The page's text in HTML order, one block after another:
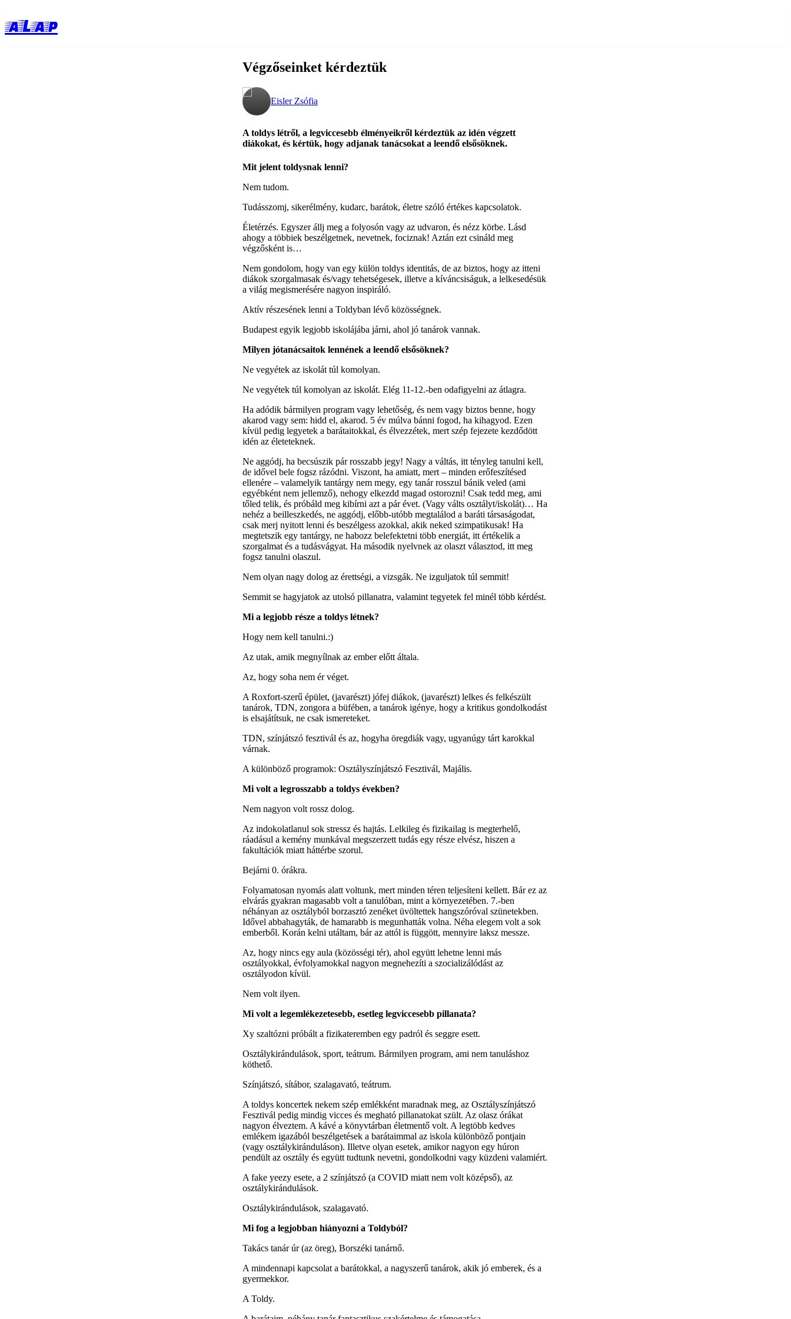
aLap
Végzőseinket kérdeztük
Eisler Zsófia
A toldys létről, a legviccesebb élményeikről kérdeztük az idén végzett
diákokat, és kértük, hogy adjanak tanácsokat a leendő elsősöknek.
Mit jelent toldysnak lenni?
Nem tudom.
Tudásszomj, sikerélmény, kudarc, barátok, életre szóló értékes kapcsolatok.
Életérzés. Egyszer állj meg a folyosón vagy az udvaron, és nézz körbe. Lásd
ahogy a többiek beszélgetnek, nevetnek, fociznak! Aztán ezt csináld meg
végzősként is…
Nem gondolom, hogy van egy külön toldys identitás, de az biztos, hogy az itteni
diákok szorgalmasak és/vagy tehetségesek, illetve a kíváncsiságuk, a lelkesedésük
a világ megismerésére nagyon inspiráló.
Aktív részesének lenni a Toldyban lévő közösségnek.
Budapest egyik legjobb iskolájába járni, ahol jó tanárok vannak.
Milyen jótanácsaitok lennének a leendő elsősöknek?
Ne vegyétek az iskolát túl komolyan.
Ne vegyétek túl komolyan az iskolát. Elég 11-12.-ben odafigyelni az átlagra.
Ha adódik bármilyen program vagy lehetőség, és nem vagy biztos benne, hogy
akarod vagy sem: hidd el, akarod. 5 év múlva bánni fogod, ha kihagyod. Ezen
kívül pedig legyetek a barátaitokkal, és élvezzétek, mert szép fejezete kezdődött
idén az életeteknek.
Ne aggódj, ha becsúszik pár rosszabb jegy! Nagy a váltás, itt tényleg tanulni kell,
de idővel bele fogsz rázódni. Viszont, ha amiatt, mert – minden erőfeszítésed
ellenére – valamelyik tantárgy nem megy, egy tanár rosszul bánik veled (ami
egyébként nem jellemző), nehogy elkezdd magad ostorozni! Csak tedd meg, ami
tőled telik, és próbáld meg kibírni azt a pár évet. (Vagy válts osztályt/iskolát)… Ha
nehéz a beilleszkedés, ne aggódj, előbb-utóbb megtalálod a baráti társaságodat,
csak merj nyitott lenni és beszélgess azokkal, akik neked szimpatikusak! Ha
megtetszik egy tantárgy, ne habozz belefektetni több energiát, itt értékelik a
szorgalmat és a tudásvágyat. Ha második nyelvnek az olaszt választod, itt meg
fogsz tanulni olaszul.
Nem olyan nagy dolog az érettségi, a vizsgák. Ne izguljatok túl semmit!
Semmit se hagyjatok az utolsó pillanatra, valamint tegyetek fel minél több kérdést.
Mi a legjobb része a toldys létnek?
Hogy nem kell tanulni.:)
Az utak, amik megnyílnak az ember előtt általa.
Az, hogy soha nem ér véget.
A Roxfort-szerű épület, (javarészt) jófej diákok, (javarészt) lelkes és felkészült
tanárok, TDN, zongora a büfében, a tanárok igénye, hogy a kritikus gondolkodást
is elsajátítsuk, ne csak ismereteket.
TDN, színjátszó fesztivál és az, hogyha öregdiák vagy, ugyanúgy tárt karokkal
várnak.
A különböző programok: Osztályszínjátszó Fesztivál, Majális.
Mi volt a legrosszabb a toldys években?
Nem nagyon volt rossz dolog.
Az indokolatlanul sok stressz és hajtás. Lelkileg és fizikailag is megterhelő,
ráadásul a kemény munkával megszerzett tudás egy része elvész, hiszen a
fakultációk miatt háttérbe szorul.
Bejárni 0. órákra.
Folyamatosan nyomás alatt voltunk, mert minden téren teljesíteni kellett. Bár ez az
elvárás gyakran magasabb volt a tanulóban, mint a környezetében. 7.-ben
néhányan az osztályból borzasztó zenéket üvöltettek hangszóróval szünetekben.
Idővel abbahagyták, de hamarabb is megunhatták volna. Néha elegem volt a sok
emberből. Korán kelni utáltam, bár az attól is függött, mennyire laksz messze.
Az, hogy nincs egy aula (közösségi tér), ahol együtt lehetne lenni más
osztályokkal, évfolyamokkal nagyon megnehezíti a szocializálódást az
osztályodon kívül.
Nem volt ilyen.
Mi volt a legemlékezetesebb, esetleg legviccesebb pillanata?
Xy szaltózni próbált a fizikateremben egy padról és seggre esett.
Osztálykirándulások, sport, teátrum. Bármilyen program, ami nem tanuláshoz
köthető.
Színjátszó, sítábor, szalagavató, teátrum.
A toldys koncertek nekem szép emlékként maradnak meg, az Osztályszínjátszó
Fesztivál pedig mindig vicces és megható pillanatokat szült. Az olasz órákat
nagyon élveztem. A kávé a könyvtárban életmentő volt. A legtöbb kedves
emlékem igazából beszélgetések a barátaimmal az iskola különböző pontjain
(vagy osztálykiránduláson). Illetve olyan esetek, amikor nagyon egy húron
pendült az osztály és együtt tudtunk nevetni, gondolkodni vagy küzdeni valamiért.
A fake yeezy esete, a 2 színjátszó (a COVID miatt nem volt középső), az
osztálykirándulások.
Osztálykirándulások, szalagavató.
Mi fog a legjobban hiányozni a Toldyból?
Takács tanár úr (az öreg), Borszéki tanárnő.
A mindennapi kapcsolat a barátokkal, a nagyszerű tanárok, akik jó emberek, és a
gyermekkor.
A Toldy.